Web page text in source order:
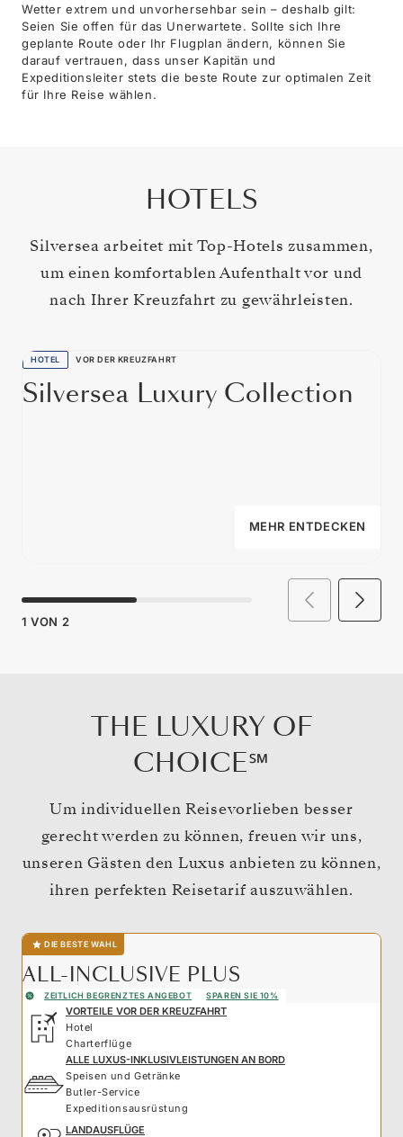
Wetter extrem und unvorhersehbar sein – deshalb gilt:
Seien Sie offen für das Unerwartete. Sollte sich Ihre
geplante Route oder Ihr Flugplan ändern, können Sie
darauf vertrauen, dass unser Kapitän und
Expeditionsleiter stets die beste Route zur optimalen Zeit
für Ihre Reise wählen.
HOTELS
Silversea arbeitet mit Top-Hotels zusammen,
um einen komfortablen Aufenthalt vor und
nach Ihrer Kreuzfahrt zu gewährleisten.
HOTEL VOR DER KREUZFAHRT
Silversea Luxury Collection
MEHR ENTDECKEN
1 VON 2
THE LUXURY OF
CHOICE℠
Um individuellen Reisevorlieben besser
gerecht werden zu können, freuen wir uns,
unseren Gästen den Luxus anbieten zu können,
ihren perfekten Reisetarif auszuwählen.
DIE BESTE WAHL
ALL-INCLUSIVE PLUS
ZEITLICH BEGRENZTES ANGEBOT SPAREN SIE 10%
VORTEILE VOR DER KREUZFAHRT
Hotel
Charterflüge
ALLE LUXUS-INKLUSIVLEISTUNGEN AN BORD
Speisen und Getränke
Butler-Service
Expeditionsausrüstung
LANDAUSFLÜGE